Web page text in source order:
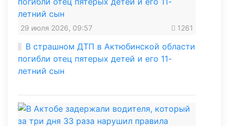
29 июля 2026, 09:57 1261
В страшном ДТП в Актюбинской области
погибли отец пятерых детей и его 11-
летний сын